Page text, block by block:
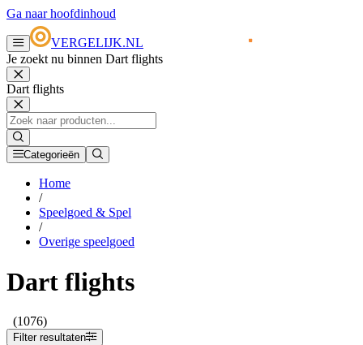
Ga naar hoofdinhoud
VERGELIJK.NL
Je zoekt nu binnen Dart flights
Dart flights
Categorieën
Home
/
Speelgoed & Spel
/
Overige speelgoed
Dart flights
(1076)
Filter resultaten